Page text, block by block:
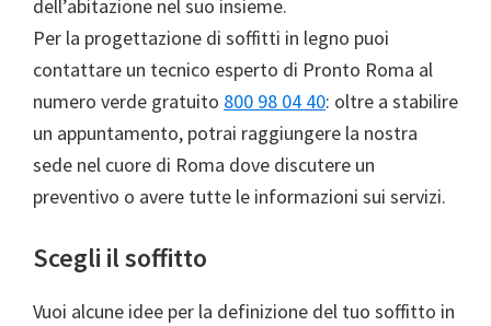
dell’abitazione nel suo insieme.
Per la progettazione di soffitti in legno puoi
contattare un tecnico esperto di Pronto Roma al
numero verde gratuito 800 98 04 40: oltre a stabilire
un appuntamento, potrai raggiungere la nostra
sede nel cuore di Roma dove discutere un
preventivo o avere tutte le informazioni sui servizi.
Scegli il soffitto
Vuoi alcune idee per la definizione del tuo soffitto in